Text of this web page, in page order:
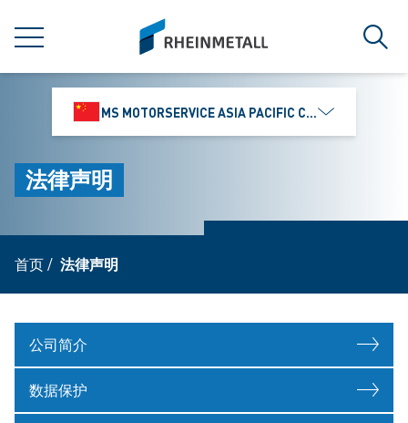
菜单
siteLogo
搜索
MS MOTORSERVICE ASIA PACIFIC CO., LTD.
法律声明
首页/ 法律声明
公司简介
数据保护